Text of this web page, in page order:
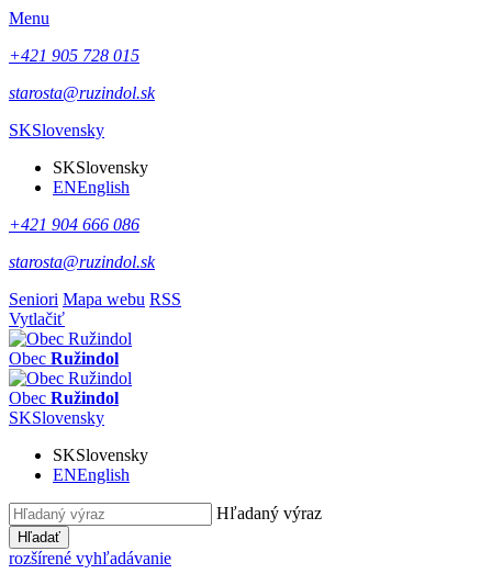
Menu
+421 905 728 015
starosta@ruzindol.sk
SKSlovensky
SKSlovensky
ENEnglish
+421 904 666 086
starosta@ruzindol.sk
Seniori Mapa webu RSS
Vytlačiť
Obec Ružindol
Obec Ružindol
SKSlovensky
SKSlovensky
ENEnglish
Hľadaný výraz
Hľadať
rozšírené vyhľadávanie